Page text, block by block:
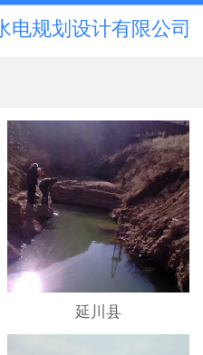
电规划设计有限公司
延川县